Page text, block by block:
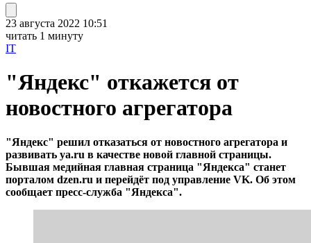
23 августа 2022 10:51
читать 1 минуту
IT
"Яндекс" откажется от
новостного агрегатора
"Яндекс" решил отказаться от новостного агрегатора и
развивать ya.ru в качестве новой главной страницы.
Бывшая медийная главная страница "Яндекса" станет
порталом dzen.ru и перейдёт под управление VK. Об этом
сообщает пресс-служба "Яндекса".